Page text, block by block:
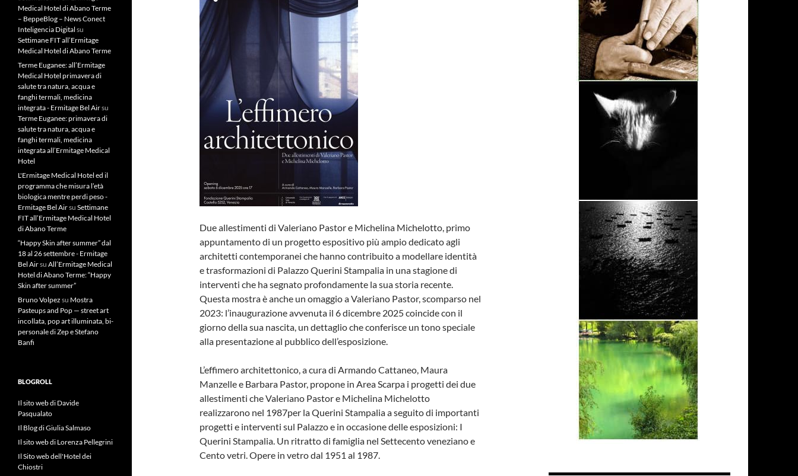
Due allestimenti di Valeriano Pastor e Michelina Michelotto, primo
appuntamento di un progetto espositivo più ampio dedicato agli
architetti contemporanei che hanno contribuito a modellare identità
e trasformazioni di Palazzo Querini Stampalia in una stagione di
interventi che ha segnato profondamente la sua storia recente.
Questa mostra è anche un omaggio a Valeriano Pastor, scomparso nel
2023: l’inaugurazione avvenuta il 6 dicembre 2025 coincide con il
giorno della sua nascita, un dettaglio che conferisce un tono speciale
alla presentazione al pubblico dell’esposizione.
L’effimero architettonico, a cura di Armando Cattaneo, Maura
Manzelle e Barbara Pastor, propone in Area Scarpa i progetti dei due
allestimenti che Valeriano Pastor e Michelina Michelotto
realizzarono nel 1987per la Querini Stampalia a seguito di importanti
progetti e interventi sul Palazzo e in occasione delle esposizioni: I
Querini Stampalia. Un ritratto di famiglia nel Settecento veneziano e
Cento vetri. Opere in vetro dal 1951 al 1987.
Medical Hotel di Abano Terme
– BeppeBlog – News Conect
Inteligencia Digital su
Settimane FIT all’Ermitage
Medical Hotel di Abano Terme
Terme Euganee: all’Ermitage
Medical Hotel primavera di
salute tra natura, acqua e
fanghi termali, medicina
integrata - Ermitage Bel Airsu
Terme Euganee: primavera di
salute tra natura, acqua e
fanghi termali, medicina
integrata all’Ermitage Medical
Hotel
L'Ermitage Medical Hotel ed il
programma che misura l’età
biologica mentre perdi peso -
Ermitage Bel Airsu Settimane
FIT all’Ermitage Medical Hotel
di Abano Terme
“Happy Skin after summer” dal
18 al 26 settembre - Ermitage
Bel Airsu All’Ermitage Medical
Hotel di Abano Terme: “Happy
Skin after summer”
Bruno Volpez su Mostra
Pasteups and Pop — street art
incollata, pop art illuminata, bi-
personale di Zep e Stefano
Banfi
BLOGROLL
Il sito web di Davide
Pasqualato
Il Blog di Giulia Salmaso
Il sito web di Lorenza Pellegrini
Il Sito web dell'Hotel dei
Chiostri